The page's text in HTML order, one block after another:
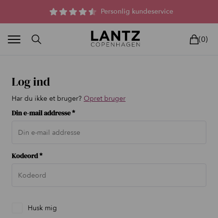
Personlig kundeservice
Parfumefri dansk hudpleje, og lysterapi til huden
BEAUTY DEALS
(0)
Log ind
Har du ikke et bruger? Opret bruger
Din e-mail addresse *
Kodeord *
Husk mig